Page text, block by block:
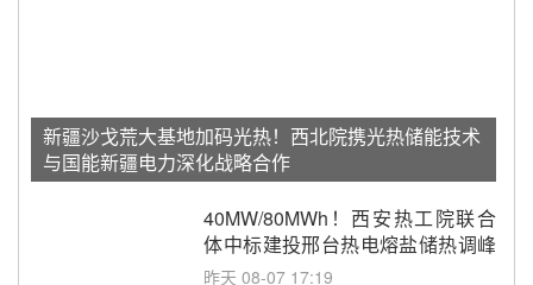
新疆沙戈荒大基地加码光热！西北院携光热储能技术
与国能新疆电力深化战略合作
40MW/80MWh！西安热工院联合
体中标建投邢台热电熔盐储热调峰
调频改造EPC项目
昨天 08-07 17:19